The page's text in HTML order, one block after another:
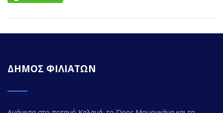
ΔΗΜΟΣ ΦΙΛΙΑΤΩΝ